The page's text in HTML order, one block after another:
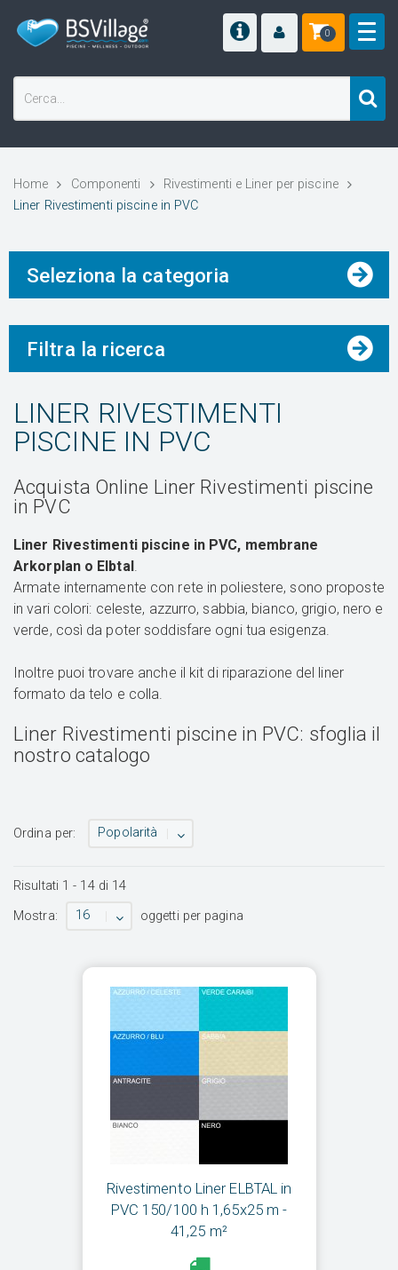
0
Home Componenti
Rivestimenti e Liner per piscine
Liner Rivestimenti piscine in PVC
Seleziona la categoria
Filtra la ricerca
LINER RIVESTIMENTI
PISCINE IN PVC
Acquista Online Liner Rivestimenti piscine
in PVC
Liner Rivestimenti piscine in PVC, membrane
Arkorplan o Elbtal .
Armate internamente con rete in poliestere, sono proposte
in vari colori: celeste, azzurro, sabbia, bianco, grigio, nero e
verde, così da poter soddisfare ogni tua esigenza.
Inoltre puoi trovare anche il kit di riparazione del liner
formato da telo e colla.
Liner Rivestimenti piscine in PVC: sfoglia il
nostro catalogo
Ordina per: Popolarità
Risultati 1 - 14di 14
Mostra:
16 oggetti per pagina
Rivestimento Liner ELBTAL in
PVC 150/100 h 1,65x25 m -
41,25 m²